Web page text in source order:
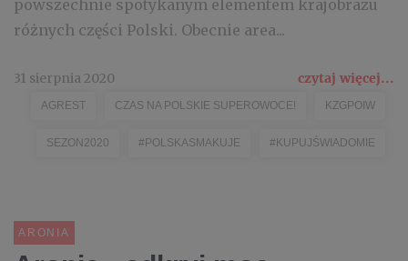
powszechnie spotykanym elementem krajobrazu
różnych części Polski. Obecnie area...
31 sierpnia 2020 czytaj więcej...
AGREST CZAS NA POLSKIE SUPEROWOCE! KZGPOIW
SEZON2020 #POLSKASMAKUJE #KUPUJŚWIADOMIE
ARONIA